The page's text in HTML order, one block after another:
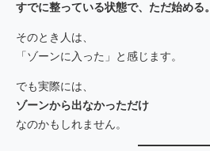
すでに整っている状態で、ただ始める。
そのとき人は、
「ゾーンに入った」と感じます。
でも実際には、
ゾーンから出なかっただけ
なのかもしれません。